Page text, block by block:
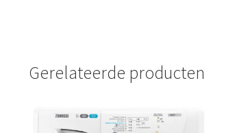
Gerelateerde producten